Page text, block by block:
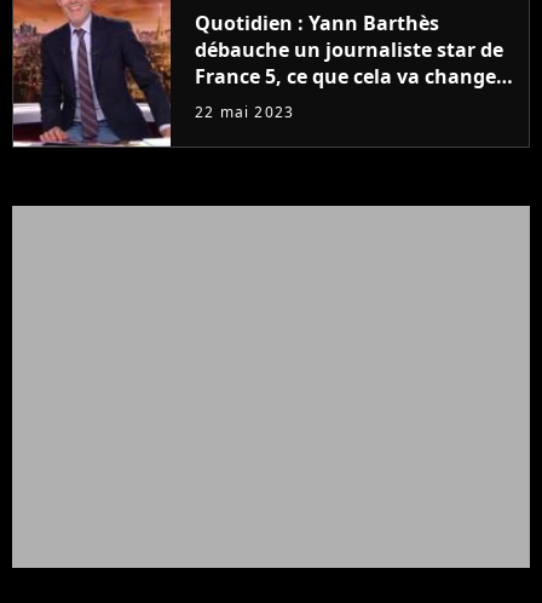
Quotidien : Yann Barthès
débauche un journaliste star de
France 5, ce que cela va changer
à la rentrée
22 mai 2023